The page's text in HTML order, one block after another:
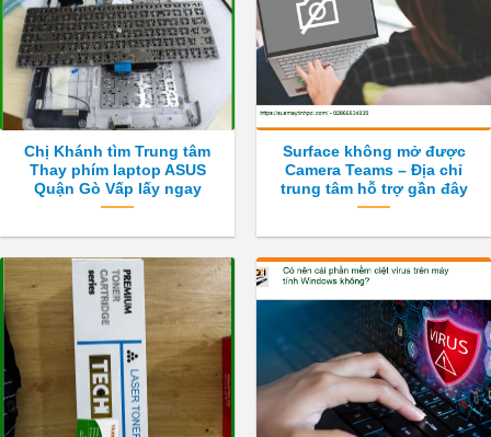
Chị Khánh tìm Trung tâm
Thay phím laptop ASUS
Quận Gò Vấp lấy ngay
Surface không mở được
Camera Teams – Địa chỉ
trung tâm hỗ trợ gần đây